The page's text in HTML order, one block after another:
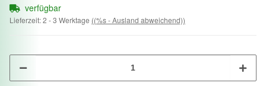
verfügbar
Lieferzeit:2 - 3 Werktage ((%s - Ausland abweichend))